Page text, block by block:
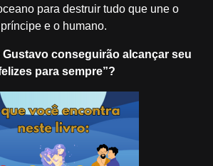
para destruir tudo que une o
príncipe e o humano.
Gustavo conseguirão alcançar seu
para sempre”?